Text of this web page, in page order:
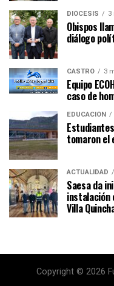
DIÓCESIS 3
Obispos
diálogo
CASTRO 3
Equipo
caso de
EDUCACIÓN
tomaron el
ACTUALIDAD
Saesa da
instalación
Villa
Copyright © 2026